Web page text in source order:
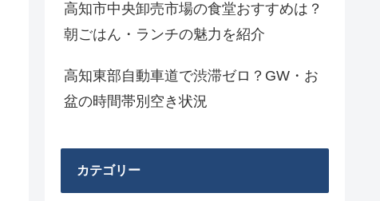
高知市中央卸売市場の食堂おすすめは？
朝ごはん・ランチの魅力を紹介
高知東部自動車道で渋滞ゼロ？GW・お
盆の時間帯別空き状況
カテゴリー